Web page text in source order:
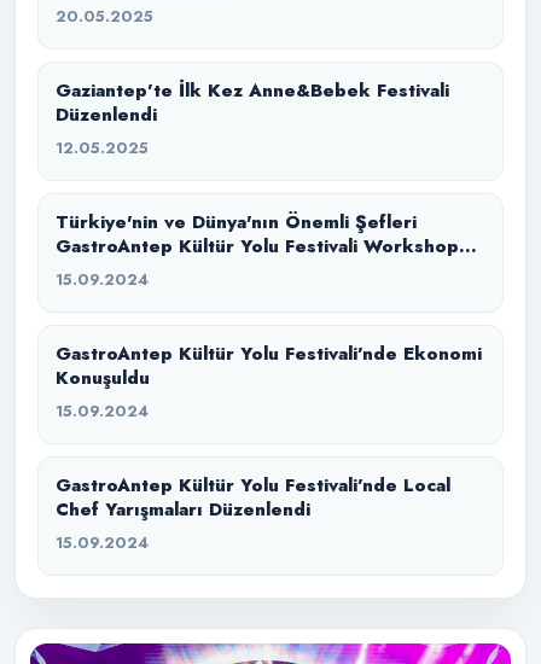
20.05.2025
Gaziantep’te İlk Kez Anne&Bebek Festivali
Düzenlendi
12.05.2025
Türkiye'nin ve Dünya'nın Önemli Şefleri
GastroAntep Kültür Yolu Festivali Workshop
Mutfağında Bir Araya Geldi
15.09.2024
GastroAntep Kültür Yolu Festivali’nde Ekonomi
Konuşuldu
15.09.2024
GastroAntep Kültür Yolu Festivali’nde Local
Chef Yarışmaları Düzenlendi
15.09.2024